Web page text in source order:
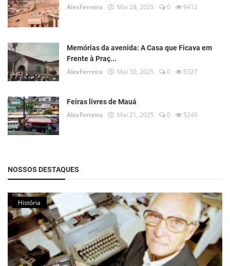
AlexFerreira Mai 28, 2025 0 9412
Memórias da avenida: A Casa que Ficava em
Frente à Praç...
AlexFerreira Mai 30, 2025 0 5327
Feiras livres de Mauá
AlexFerreira Mai 21, 2025 0 5240
NOSSOS DESTAQUES
História